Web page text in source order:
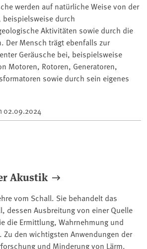
werden auf natürliche Weise von der
beispielsweise durch
Aktivitäten sowie durch die
Der Mensch trägt ebenfalls zur
Geräusche bei, beispielsweise
Motoren, Rotoren, Generatoren,
sowie durch sein eigenes
02.09.2024
Akustik
vom Schall. Sie behandelt das
dessen Ausbreitung von einer Quelle
die Ermittlung, Wahrnehmung und
Zu den wichtigsten Anwendungen der
und Minderung von Lärm.